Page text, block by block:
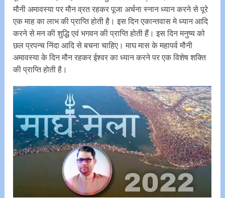
मौनी अमावस्या पर मौन व्रत रहकर पूजा अर्चना स्नान ध्यान करने से पूरे
एक माह का लाभ की प्राप्ति होती है। इस दिन एकान्तवास मे ध्यान आदि
करने से मन की शुद्धि एवं भगवन की प्राप्ति होती हैं। इस दिन मनुष्य को
छल प्रपन्च निंदा आदि से बचना चाहिए। माघ मास के महापर्व मौनी
अमावस्या के दिन मौन रहकर ईश्वर का ध्यान करने पर एक विशेष शक्ति
की प्राप्ति होती है।